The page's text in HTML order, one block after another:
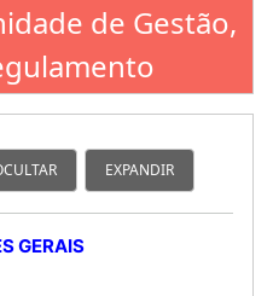
de Gestão,
EXPANDIR
GERAIS